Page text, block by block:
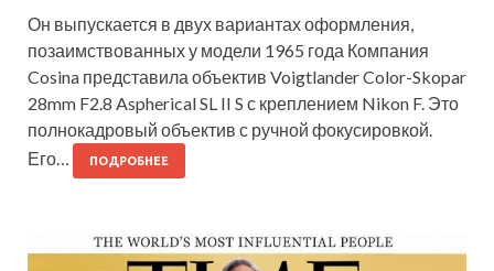
Он выпускается в двух вариантах оформления,
позаимствованных у модели 1965 года Компания
Cosina представила объектив Voigtlander Color-Skopar
28mm F2.8 Aspherical SL II S с креплением Nikon F. Это
полнокадровый объектив с ручной фокусировкой.
Его…
ПОДРОБНЕЕ